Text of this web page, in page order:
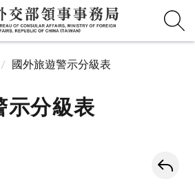
國外旅遊警示分級表
示分級表